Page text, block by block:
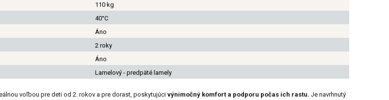
110 kg
40°C
Áno
2 roky
Áno
Lamelový - predpäté lamely
voľbou pre deti od 2. rokov a pre dorast, poskytujúci výnimočný komfort a podporu počas ich rastu. Je navrhnutý